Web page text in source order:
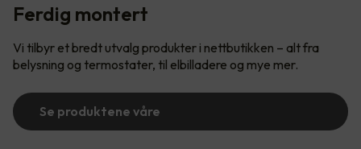
Ferdig montert
Vi tilbyr et bredt utvalg produkter i nettbutikken – alt fra
belysning og termostater, til elbilladere og mye mer.
Se produktene våre